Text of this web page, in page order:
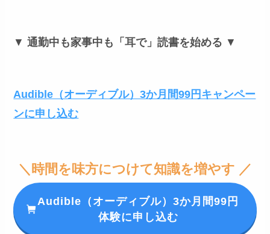
▼通勤中も家事中も「耳で」読書を始める ▼
Audible（オーディブル）3か月間99円キャンペー
ンに申し込む
＼時間を味方につけて知識を増やす ／
Audible（オーディブル）3か月間99円
体験に申し込む